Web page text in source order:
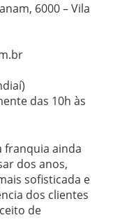
6000 – Vila
das 10h às
franquia ainda
dos anos,
sofisticada e
dos clientes
de